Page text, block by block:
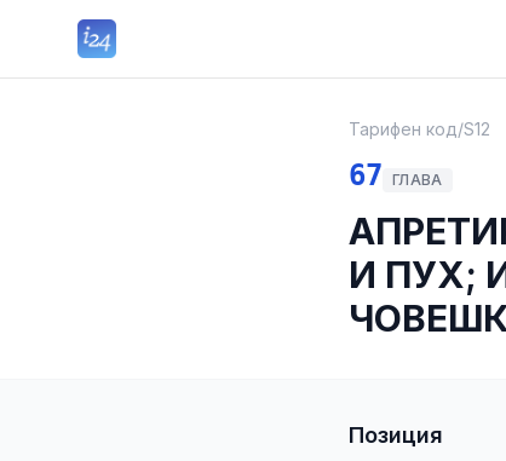
Тарифен код/S12
67 ГЛАВА
И ПУХ;
Позиция